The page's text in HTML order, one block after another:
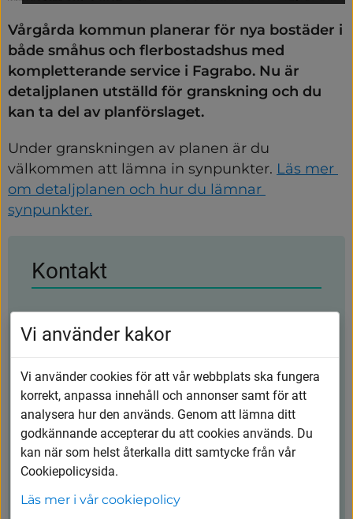
Vårgårda kommun planerar för nya bostäder i
både småhus och flerbostadshus med
kompletterande service i Fagrabo. Nu är
detaljplanen utställd för granskning och du
kan ta del av planförslaget.
Under granskningen av planen är du
välkommen att lämna in synpunkter. Läs mer
om detaljplanen och hur du lämnar
synpunkter.
Kontakt
Vårgårda kommun
0322-600 600
kommunen@vargarda.se
Kungsgatan 45, 447 80 Vårgårda
Öppettider
Måndag-torsdag: 8.00-16.30
Vi använder kakor
Vi använder cookies för att vår webbplats ska fungera
korrekt, anpassa innehåll och annonser samt för att
analysera hur den används. Genom att lämna ditt
godkännande accepterar du att cookies används. Du
kan när som helst återkalla ditt samtycke från vår
Cookiepolicysida.
Läs mer i vår cookiepolicy